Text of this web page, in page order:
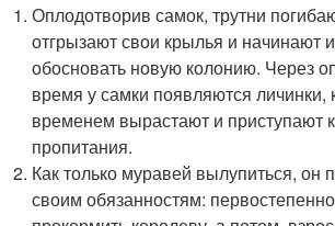
Оплодотворив самок, трутни
отгрызают свои крылья и начинают
обосновать новую колонию. Через
время у самки появляются личинки,
временем вырастают и приступают
пропитания.
Как только муравей вылупиться, он
своим обязанностям: